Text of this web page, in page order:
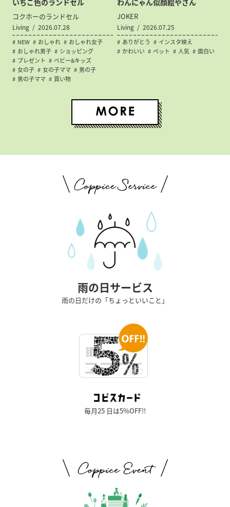
いちご色のランドセル
コクホーのランドセル
Living 2026.07.28
NEW おしゃれ
おしゃれ女子
おしゃれ男子
ショッピング
プレゼント
ベビー&キッズ
女の子
女の子ママ
男の子
男の子ママ
買い物
わんにゃん似顔絵やさん
JOKER
Living 2026.07.25
ありがとう
インスタ映え
かわいい
ペット 人気 面白い
雨の日サービス
雨の日だけの「ちょっといいこと」
毎月25 日は5%OFF!!